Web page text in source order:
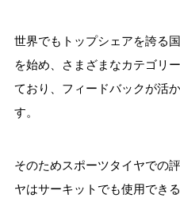
世界でもトップシェアを誇る
を始め、さまざまなカテゴリ
ており、フィードバックが活
す。
そのためスポーツタイヤでの
ヤはサーキットでも使用でき